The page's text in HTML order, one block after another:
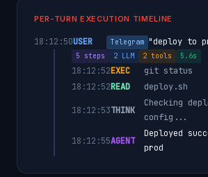
PER-TURN EXECUTION TIMELINE
18:12:50USER Telegram "deploy to
5 steps 2 LLM 2 tools 5.6s
18:12:52EXEC
git status
18:12:52READ deploy.sh
18:12:53THINK
Checking
config...
18:12:55AGENT
Deployed
prod